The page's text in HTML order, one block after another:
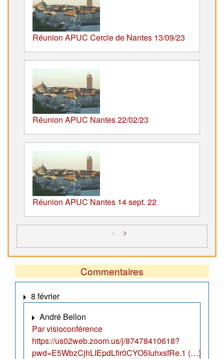
Réunion APUC Cercle de Nantes 13/09/23
Réunion APUC Nantes 22/02/23
Réunion APUC Nantes 14 sept. 22
< >
Commentaires
8 février
André Bellon
Par visioconférence
https://us02web.zoom.us/j/87478410618?
pwd=E5WbzCjhLIEpdLfir0CYO5IuhxsfRe.1 (…)